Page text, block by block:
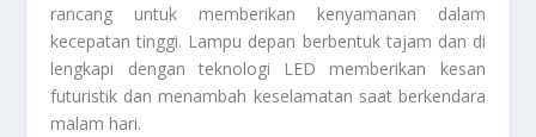
rancang untuk memberikan kenyamanan dalam
kecepatan tinggi. Lampu depan berbentuk tajam dan di
lengkapi dengan teknologi LED memberikan kesan
futuristik dan menambah keselamatan saat berkendara
malam hari.